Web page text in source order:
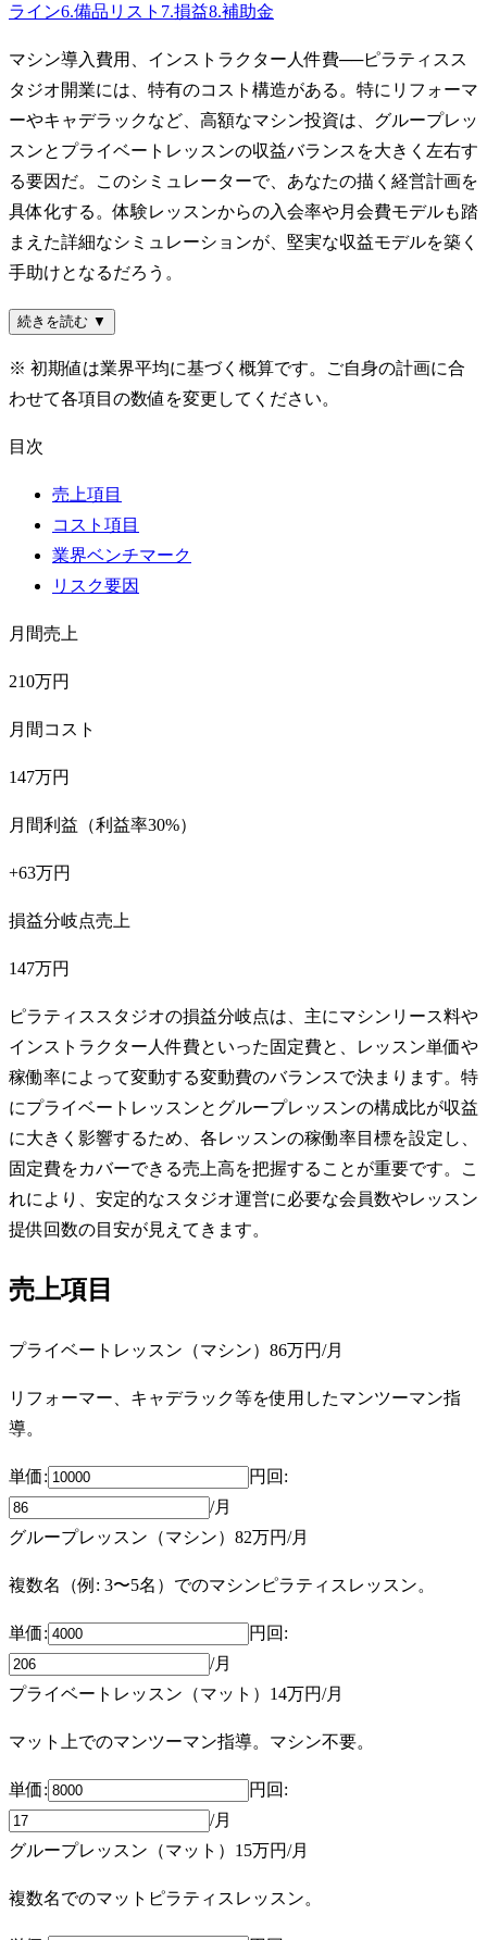
ライン6.備品リスト 7.損益8.補助金
マシン導入費用、インストラクター人件費──ピラティスス
タジオ開業には、特有のコスト構造がある。特にリフォーマ
ーやキャデラックなど、高額なマシン投資は、グループレッ
スンとプライベートレッスンの収益バランスを大きく左右す
る要因だ。このシミュレーターで、あなたの描く経営計画を
具体化する。体験レッスンからの入会率や月会費モデルも踏
まえた詳細なシミュレーションが、堅実な収益モデルを築く
手助けとなるだろう。
続きを読む ▼
※ 初期値は業界平均に基づく概算です。ご自身の計画に合
わせて各項目の数値を変更してください。
目次
売上項目
コスト項目
業界ベンチマーク
リスク要因
月間売上
210万円
月間コスト
147万円
月間利益（利益率30%）
+63万円
損益分岐点売上
147万円
ピラティススタジオの損益分岐点は、主にマシンリース料や
インストラクター人件費といった固定費と、レッスン単価や
稼働率によって変動する変動費のバランスで決まります。特
にプライベートレッスンとグループレッスンの構成比が収益
に大きく影響するため、各レッスンの稼働率目標を設定し、
固定費をカバーできる売上高を把握することが重要です。こ
れにより、安定的なスタジオ運営に必要な会員数やレッスン
提供回数の目安が見えてきます。
売上項目
プライベートレッスン（マシン） 86万円/月
リフォーマー、キャデラック等を使用したマンツーマン指
導。
単価: 円 回 :
/月
グループレッスン（マシン） 82万円/月
複数名（例: 3〜5名）でのマシンピラティスレッスン。
単価: 円 回 :
/月
プライベートレッスン（マット） 14万円/月
マット上でのマンツーマン指導。マシン不要。
単価: 円 回 :
/月
グループレッスン（マット） 15万円/月
複数名でのマットピラティスレッスン。